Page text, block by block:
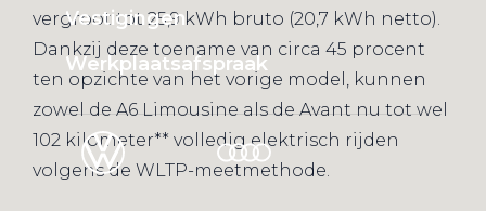
Vestigingen
Werkplaatsafspraak
vergroot tot 25,9 kWh bruto (20,7 kWh netto).
Dankzij deze toename van circa 45 procent
ten opzichte van het vorige model, kunnen
zowel de A6 Limousine als de Avant nu tot wel
102 kilometer** volledig elektrisch rijden
volgens de WLTP-meetmethode.